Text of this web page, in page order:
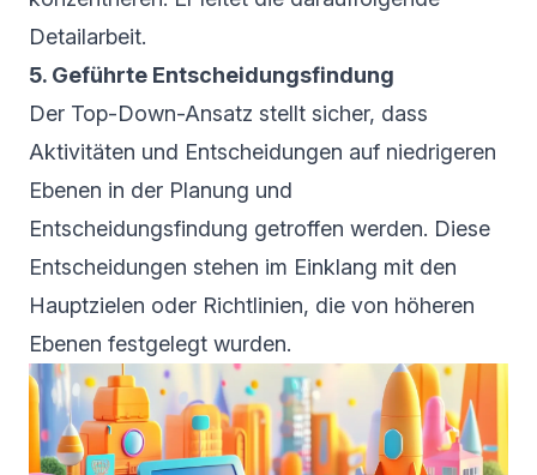
Detailarbeit.
5. Geführte Entscheidungsfindung
Der Top-Down-Ansatz stellt sicher, dass
Aktivitäten und Entscheidungen auf niedrigeren
Ebenen in der Planung und
Entscheidungsfindung getroffen werden. Diese
Entscheidungen stehen im Einklang mit den
Hauptzielen oder Richtlinien, die von höheren
Ebenen festgelegt wurden.